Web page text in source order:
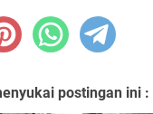
postingan ini :